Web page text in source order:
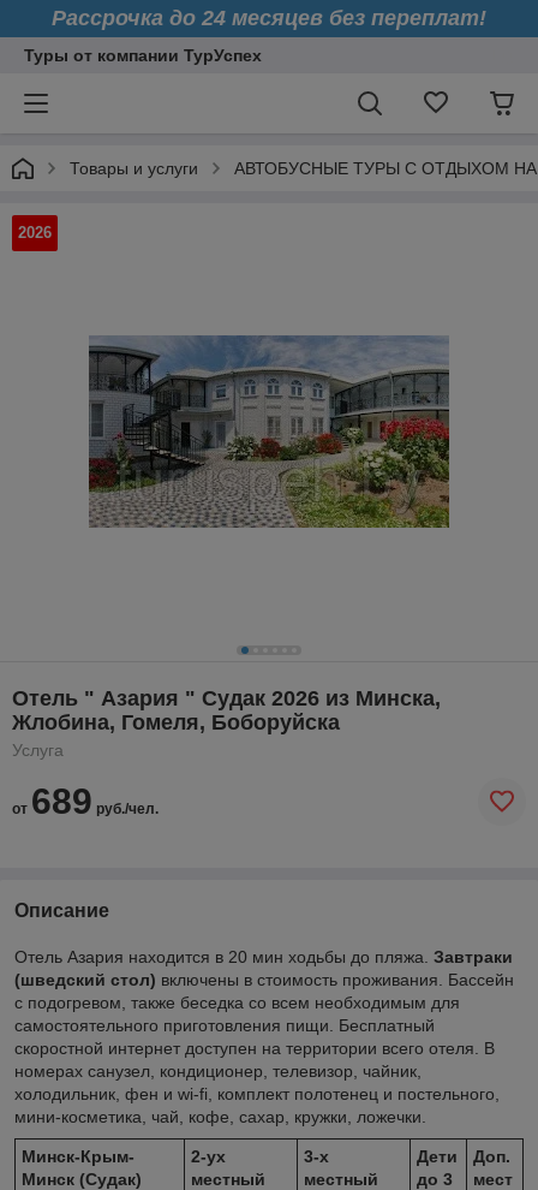
Рассрочка до 24 месяцев без переплат!
Туры от компании ТурУспех
Товары и услуги АВТОБУСНЫЕ ТУРЫ С ОТДЫХОМ
2026
Отель " Азария " Судак 2026 из Минска,
Жлобина, Гомеля, Боборуйска
Услуга
от 689 руб./чел.
Описание
Отель Азария находится в 20 мин ходьбы до пляжа. Завтраки
(шведский стол) включены в стоимость проживания. Бассейн
с подогревом, также беседка со всем необходимым для
самостоятельного приготовления пищи. Бесплатный
скоростной интернет доступен на территории всего отеля. В
номерах санузел, кондиционер, телевизор, чайник,
холодильник, фен и wi-fi, комплект полотенец и постельного,
мини-косметика, чай, кофе, сахар, кружки, ложечки.
Минск-Крым-
Минск (Судак)
2-ух
местный
3-х
местный
Дети
до 3
Доп.
мест